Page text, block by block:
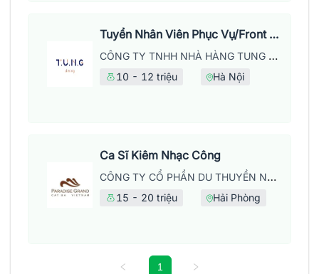
Tuyển Nhân Viên Phục Vụ/Front Of House
CÔNG TY TNHH NHÀ HÀNG TUNG DINING
10 - 12 triệu Hà Nội
Ca Sĩ Kiêm Nhạc Công
CÔNG TY CỔ PHẦN DU THUYỀN NĂM SAO CÁT BÀ - CHI NHÁNH CÁT BÀ
15 - 20 triệu Hải Phòng
1